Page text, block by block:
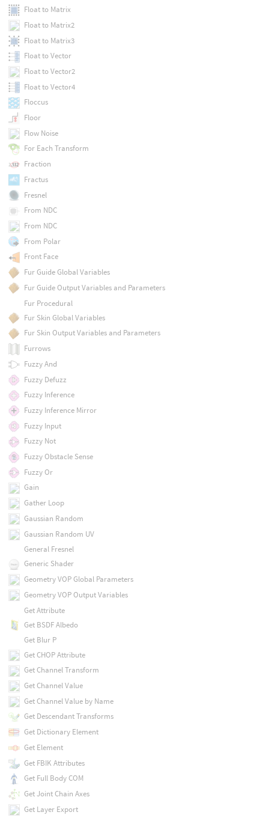
Float to Matrix
Float to Matrix2
Float to Matrix3
Float to Vector
Float to Vector2
Float to Vector4
Floccus
Floor
Flow Noise
For Each Transform
Fraction
Fractus
Fresnel
From NDC
From NDC
From Polar
Front Face
Fur Guide Global Variables
Fur Guide Output Variables and Parameters
Fur Procedural
Fur Skin Global Variables
Fur Skin Output Variables and Parameters
Furrows
Fuzzy And
Fuzzy Defuzz
Fuzzy Inference
Fuzzy Inference Mirror
Fuzzy Input
Fuzzy Not
Fuzzy Obstacle Sense
Fuzzy Or
Gain
Gather Loop
Gaussian Random
Gaussian Random UV
General Fresnel
Generic Shader
Geometry VOP Global Parameters
Geometry VOP Output Variables
Get Attribute
Get BSDF Albedo
Get Blur P
Get CHOP Attribute
Get Channel Transform
Get Channel Value
Get Channel Value by Name
Get Descendant Transforms
Get Dictionary Element
Get Element
Get FBIK Attributes
Get Full Body COM
Get Joint Chain Axes
Get Layer Export